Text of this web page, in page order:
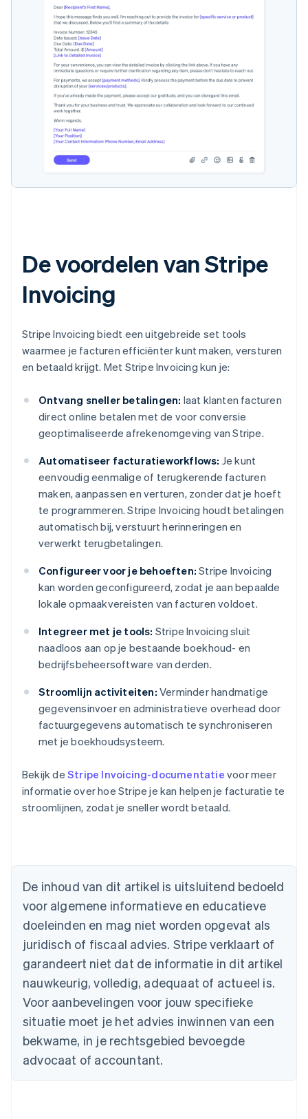
De voordelen van Stripe
Invoicing
Stripe Invoicing biedt een uitgebreide set tools
waarmee je facturen efficiënter kunt maken, versturen
en betaald krijgt. Met Stripe Invoicing kun je:
Ontvang sneller betalingen: laat klanten facturen
direct online betalen met de voor conversie
geoptimaliseerde afrekenomgeving van Stripe.
Automatiseer facturatieworkflows: Je kunt
eenvoudig eenmalige of terugkerende facturen
maken, aanpassen en verturen, zonder dat je hoeft
te programmeren. Stripe Invoicing houdt betalingen
automatisch bij, verstuurt herinneringen en
verwerkt terugbetalingen.
Configureer voor je behoeften: Stripe Invoicing
kan worden geconfigureerd, zodat je aan bepaalde
lokale opmaakvereisten van facturen voldoet.
Integreer met je tools: Stripe Invoicing sluit
naadloos aan op je bestaande boekhoud- en
bedrijfsbeheersoftware van derden.
Stroomlijn activiteiten: Verminder handmatige
gegevensinvoer en administratieve overhead door
factuurgegevens automatisch te synchroniseren
met je boekhoudsysteem.
Bekijk de Stripe Invoicing-documentatie voor meer
informatie over hoe Stripe je kan helpen je facturatie te
stroomlijnen, zodat je sneller wordt betaald.
De inhoud van dit artikel is uitsluitend bedoeld
voor algemene informatieve en educatieve
doeleinden en mag niet worden opgevat als
juridisch of fiscaal advies. Stripe verklaart of
garandeert niet dat de informatie in dit artikel
nauwkeurig, volledig, adequaat of actueel is.
Voor aanbevelingen voor jouw specifieke
situatie moet je het advies inwinnen van een
bekwame, in je rechtsgebied bevoegde
advocaat of accountant.
English
NederlandsFrançais DeutschEnglish
Brazilië
Português
Bulgarije
English
Canada
Cyprus
English
Denemarken
English
Duitsland
DeutschEnglish
English